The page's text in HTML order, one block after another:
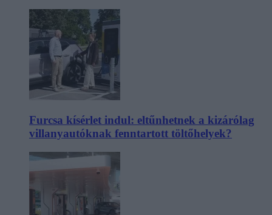
Furcsa kísérlet indul: eltűnhetnek a kizárólag
villanyautóknak fenntartott töltőhelyek?